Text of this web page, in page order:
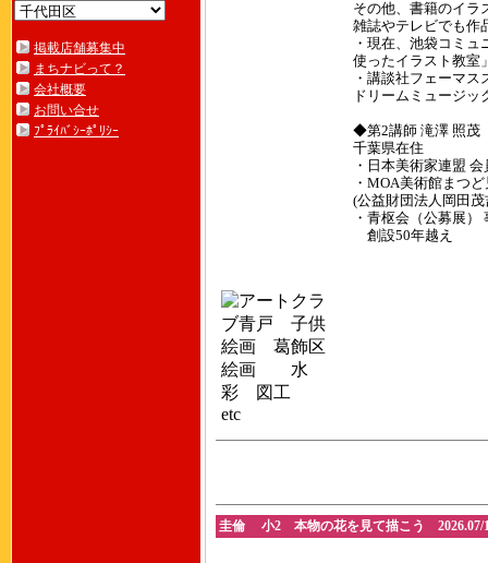
掲載店舗募集中
まちナビって？
会社概要
お問い合せ
ﾌﾟﾗｲﾊﾞｼｰﾎﾟﾘｼｰ
その他、書籍のイラ
雑誌やテレビでも作
・現在、池袋コミ
使ったイラスト教室
・講談社フェーマ
ドリームミュージ
◆第2講師 滝澤 照茂
千葉県在住
・日本美術家連盟 会
・MOA美術館まつ
(公益財団法人岡田
・青枢会（公募展
創設50年越え
圭倫 小2 本物の花を見て描こう 2026.07/